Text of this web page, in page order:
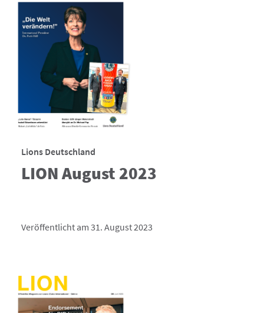
Lions Deutschland
LION August 2023
Veröffentlicht am 31. August 2023